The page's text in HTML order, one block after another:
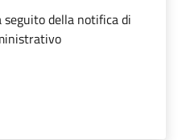
seguito della notifica di